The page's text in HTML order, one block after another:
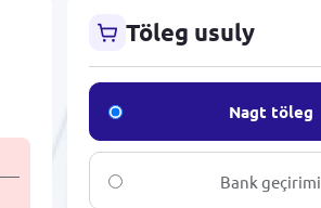
Töleg usuly
Nagt töleg
Bank geçirimi